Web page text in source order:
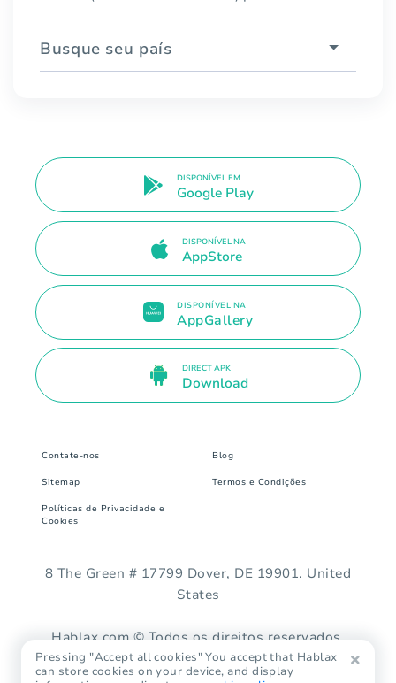
Busque seu país
DISPONÍVEL EM
Google Play
DISPONÍVEL NA
AppStore
DISPONÍVEL NA
AppGallery
DIRECT APK
Download
Contate-nos Blog
Sitemap Termos e Condições
Políticas de Privacidade e
Cookies
8 The Green # 17799 Dover, DE 19901. United
States
Hablax.com © Todos os direitos reservados.
Pressing "Accept all cookies" You accept that Hablax
can store cookies on your device, and display